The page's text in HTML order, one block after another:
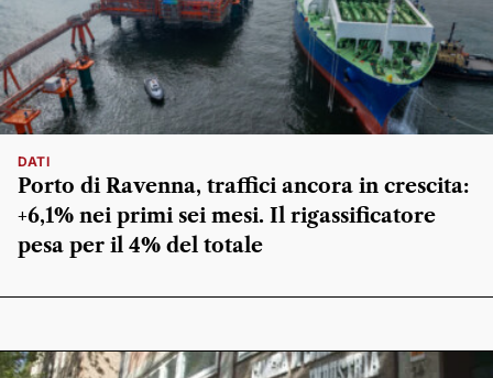
DATI
Porto di Ravenna, traffici ancora in crescita:
+6,1% nei primi sei mesi. Il rigassificatore
pesa per il 4% del totale